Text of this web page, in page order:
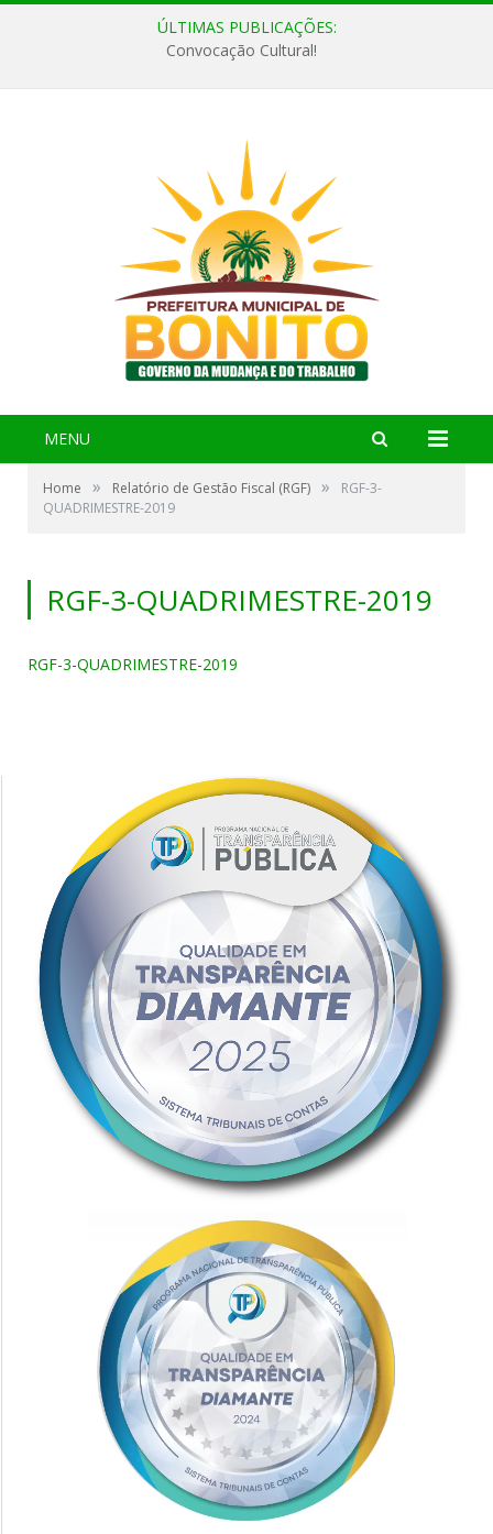
ÚLTIMAS PUBLICAÇÕES:
Convocação Cultural!
MENU
Home » Relatório de Gestão Fiscal (RGF) »
RGF-3-
QUADRIMESTRE-2019
RGF-3-QUADRIMESTRE-2019
RGF-3-QUADRIMESTRE-2019